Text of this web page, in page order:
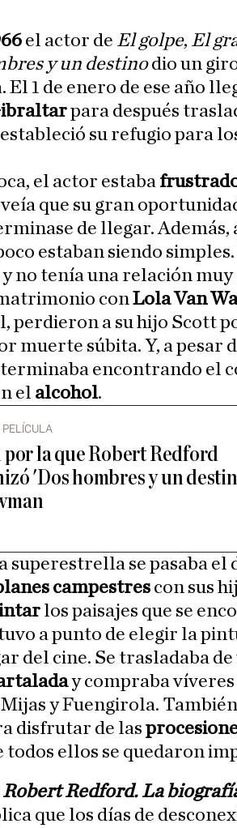
el actor de El golpe, El
y un destinodio un
El 1 de enero de ese año
para después
su refugio para
el actor estaba
que su gran
de llegar. Además,
estaban siendo
no tenía una relación muy
conLola Van
perdieron a su hijo Scott
muerte súbita. Y, a pesar
encontrando el
el alcohol.
PELÍCULA
por la que Robert Redford
'Dos hombres y un
superestrella se pasaba el
campestres con sus
los paisajes que se
a punto de elegir la
del cine. Se trasladaba
y compraba víveres
y Fuengirola.
disfrutar de las
todos ellos se quedaron
Robert Redford. La
que los días de